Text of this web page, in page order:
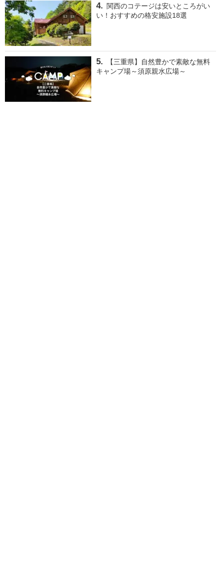
関西のコテージは安いところがい
い！おすすめの格安施設18選
【三重県】自然豊かで素敵な無料
キャンプ場～須原親水広場～